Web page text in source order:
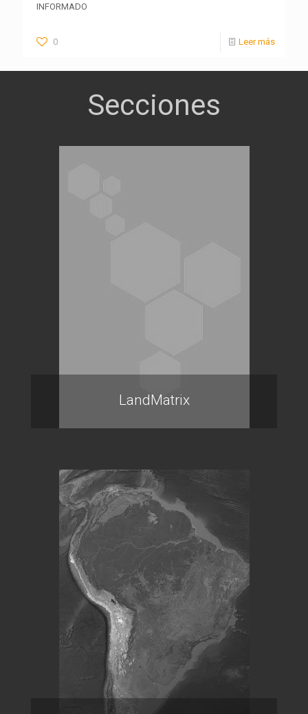
INFORMADO
0 Leer más
LandMatrix